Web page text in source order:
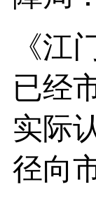
《江
已经
实际
径向